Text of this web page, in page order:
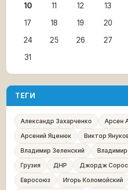
10
11 12 13
17
18 19 20
24
25 26 27
31
ТЕГИ
Александр Захарченко
Арсен
Арсений Яценюк
Виктор
Владимир Зеленский
Грузия
ДНР Джордж Сорос
Евросоюз
Игорь Коломойский